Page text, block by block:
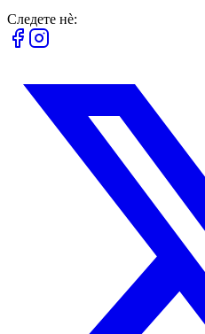
Следете нè: